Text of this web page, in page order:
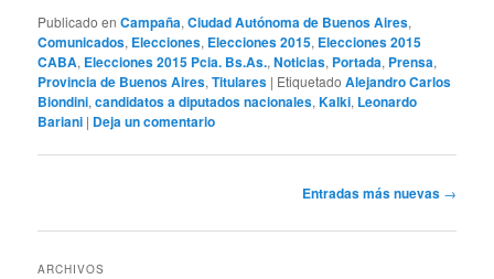
Publicado en Campaña,Ciudad Autónoma de Buenos Aires,
Comunicados, Elecciones, Elecciones 2015, Elecciones 2015
CABA, Elecciones 2015 Pcia. Bs.As.,Noticias, Portada, Prensa,
Provincia de Buenos Aires,Titulares | Etiquetado Alejandro Carlos
Biondini,candidatos a diputados nacionales,Kalki, Leonardo
Bariani | Deja un comentario
entradas
Entradas más nuevas →
ARCHIVOS